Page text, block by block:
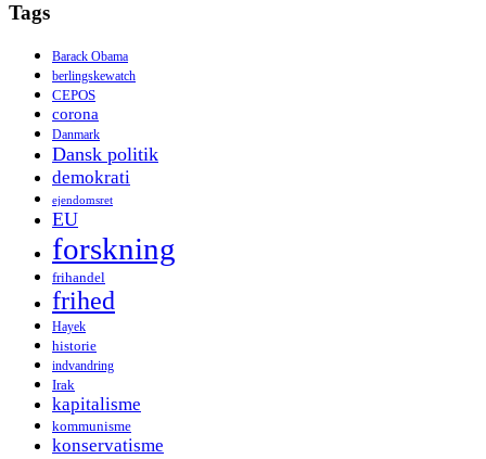
Tags
Barack Obama
berlingskewatch
CEPOS
corona
Danmark
Dansk politik
demokrati
ejendomsret
EU
forskning
frihandel
frihed
Hayek
historie
indvandring
Irak
kapitalisme
kommunisme
konservatisme